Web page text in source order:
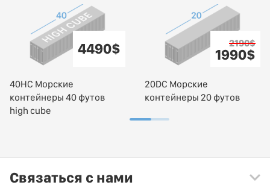
4490$
40HC Морские
контейнеры 40 футов
high cube
2190$
1990$
20DC Морские
контейнеры 20 футов
Связаться с нами